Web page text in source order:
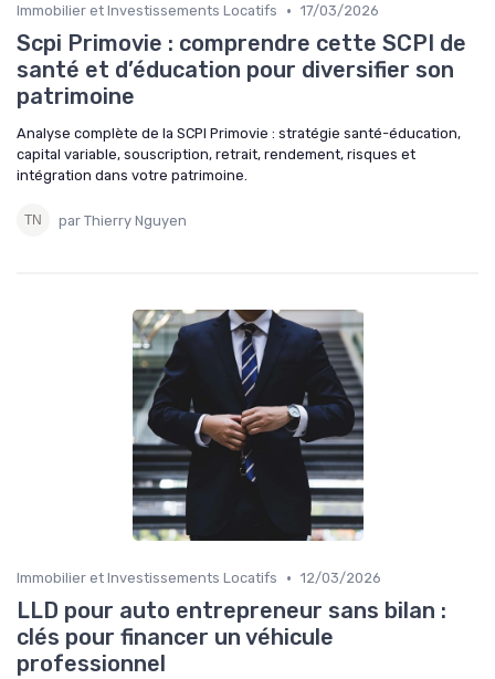
Immobilier et Investissements Locatifs • 17/03/2026
Scpi Primovie : comprendre cette SCPI de
santé et d’éducation pour diversifier son
patrimoine
Analyse complète de la SCPI Primovie : stratégie santé-éducation,
capital variable, souscription, retrait, rendement, risques et
intégration dans votre patrimoine.
par Thierry Nguyen
Immobilier et Investissements Locatifs • 12/03/2026
LLD pour auto entrepreneur sans bilan :
clés pour financer un véhicule
professionnel